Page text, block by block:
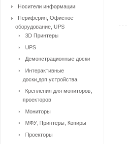
Носители информации
Периферия, Офисное
оборудование, UPS
3D Принтеры
UPS
Демонстрационные доски
Интерактивные
доски,доп.устройства
Крепления для мониторов,
проекторов
Мониторы
МФУ, Принтеры, Копиры
Проекторы